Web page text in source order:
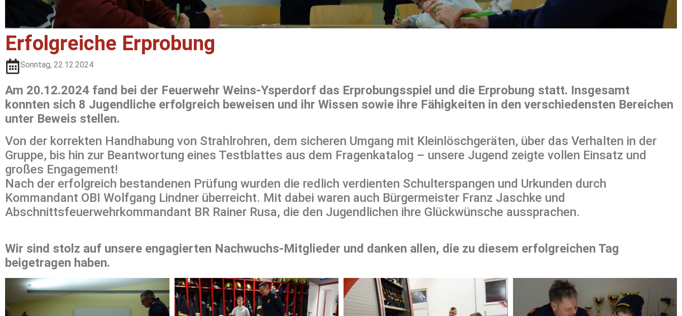
Erfolgreiche Erprobung
Sonntag, 22.12.2024
Am 20.12.2024 fand bei der Feuerwehr Weins-Ysperdorf das Erprobungsspiel und die Erprobung statt. Insgesamt
konnten sich 8 Jugendliche erfolgreich beweisen und ihr Wissen sowie ihre Fähigkeiten in den verschiedensten Bereichen
unter Beweis stellen.
Von der korrekten Handhabung von Strahlrohren, dem sicheren Umgang mit Kleinlöschgeräten, über das Verhalten in der
Gruppe, bis hin zur Beantwortung eines Testblattes aus dem Fragenkatalog – unsere Jugend zeigte vollen Einsatz und
großes Engagement!
Nach der erfolgreich bestandenen Prüfung wurden die redlich verdienten Schulterspangen und Urkunden durch
Kommandant OBI Wolfgang Lindner überreicht. Mit dabei waren auch Bürgermeister Franz Jaschke und
Abschnittsfeuerwehrkommandant BR Rainer Rusa, die den Jugendlichen ihre Glückwünsche aussprachen.
Wir sind stolz auf unsere engagierten Nachwuchs-Mitglieder und danken allen, die zu diesem erfolgreichen Tag
beigetragen haben.